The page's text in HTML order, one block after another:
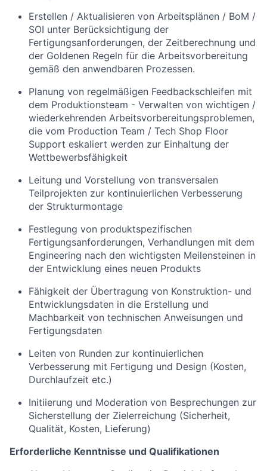
Erstellen / Aktualisieren von Arbeitsplänen / BoM /
SOI unter Berücksichtigung der
Fertigungsanforderungen, der Zeitberechnung und
der Goldenen Regeln für die Arbeitsvorbereitung
gemäß den anwendbaren Prozessen.
Planung von regelmäßigen Feedbackschleifen mit
dem Produktionsteam - Verwalten von wichtigen /
wiederkehrenden Arbeitsvorbereitungsproblemen,
die vom Production Team / Tech Shop Floor
Support eskaliert werden zur Einhaltung der
Wettbewerbsfähigkeit
Leitung und Vorstellung von transversalen
Teilprojekten zur kontinuierlichen Verbesserung
der Strukturmontage
Festlegung von produktspezifischen
Fertigungsanforderungen, Verhandlungen mit dem
Engineering nach den wichtigsten Meilensteinen in
der Entwicklung eines neuen Produkts
Fähigkeit der Übertragung von Konstruktion- und
Entwicklungsdaten in die Erstellung und
Machbarkeit von technischen Anweisungen und
Fertigungsdaten
Leiten von Runden zur kontinuierlichen
Verbesserung mit Fertigung und Design (Kosten,
Durchlaufzeit etc.)
Initiierung und Moderation von Besprechungen zur
Sicherstellung der Zielerreichung (Sicherheit,
Qualität, Kosten, Lieferung)
Erforderliche Kenntnisse und Qualifikationen